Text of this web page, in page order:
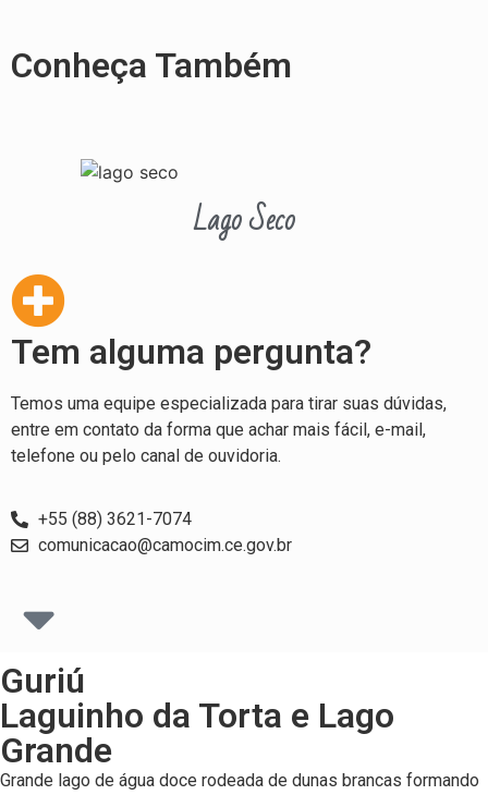
Conheça Também
Lago Seco
Tem alguma pergunta?
Temos uma equipe especializada para tirar suas dúvidas,
entre em contato da forma que achar mais fácil, e-mail,
telefone ou pelo canal de ouvidoria.
+55 (88) 3621-7074
comunicacao@camocim.ce.gov.br
Guriú
Laguinho da Torta e Lago
Grande
Grande lago de água doce rodeada de dunas brancas formando